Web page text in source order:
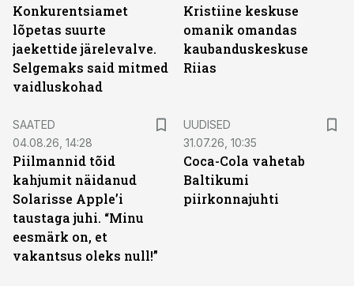
Konkurentsiamet
lõpetas suurte
jaekettide järelevalve.
Selgemaks said mitmed
vaidluskohad
Kristiine keskuse
omanik omandas
kaubanduskeskuse
Riias
SAATED
04.08.26, 14:28
Piilmannid tõid
kahjumit näidanud
Solarisse Apple’i
taustaga juhi. “Minu
eesmärk on, et
vakantsus oleks null!”
UUDISED
31.07.26, 10:35
Coca-Cola vahetab
Baltikumi
piirkonnajuhti